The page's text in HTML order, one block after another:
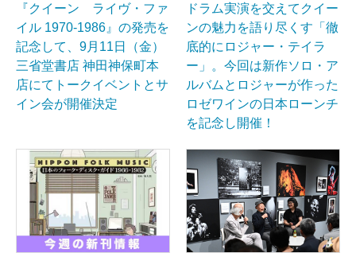
『クイーン ライヴ・ファ
イル 1970-1986』の発売を
記念して、9月11日（金）
三省堂書店 神田神保町本
店にてトークイベントとサ
イン会が開催決定
ドラム実演を交えてクイー
ンの魅力を語り尽くす「徹
底的にロジャー・テイラ
ー」。今回は新作ソロ・ア
ルバムとロジャーが作った
ロゼワインの日本ローンチ
を記念し開催！